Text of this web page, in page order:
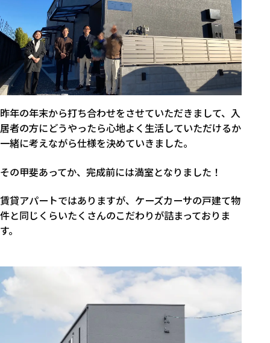
昨年の年末から打ち合わせをさせていただきまして、入
居者の方にどうやったら心地よく生活していただけるか
一緒に考えながら仕様を決めていきました。
その甲斐あってか、完成前には満室となりました！
賃貸アパートではありますが、ケーズカーサの戸建て物
件と同じくらいたくさんのこだわりが詰まっておりま
す。